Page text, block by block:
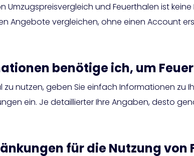
Umzugspreisvergleich und Feuerthalen ist
Angebote vergleichen, ohne einen Account
benötige ich, um
nutzen, geben Sie einfach Informationen zu
ein. Je detaillierter Ihre Angaben, desto
für die Nutzung